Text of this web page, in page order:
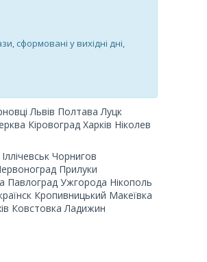
сформовані у вихідні дні,
Львів Полтава Луцк
Кіровоград Харків Ніколев
Чорнигов
Прилуки
Павлоград Ужгорода Нікополь
Кропивницький Макеївка
Ковстовка Ладижин